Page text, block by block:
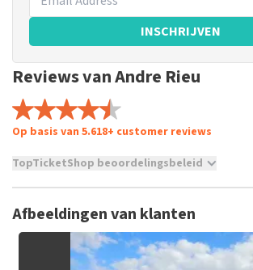
INSCHRIJVEN
Reviews van Andre Rieu
Op basis van 5.618+ customer reviews
TopTicketShop beoordelingsbeleid
niet mogelijk om een review achter te laten
tickets hebt aangeschaft bij
grof taalgebruik en/of onwaarheden
Het kan enkele weken duren voordat een
Afbeeldingen van klanten